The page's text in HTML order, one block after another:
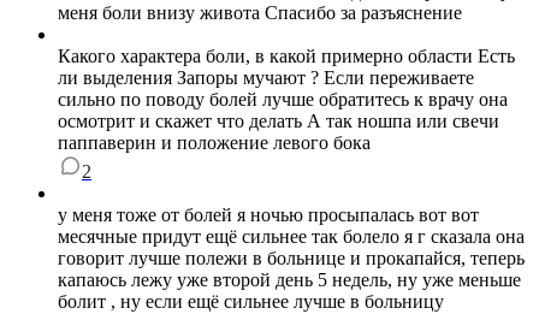
меня боли внизу живота Спасибо за разъяснение
Какого характера боли, в какой примерно области Есть
ли выделения Запоры мучают ? Если переживаете
сильно по поводу болей лучше обратитесь к врачу она
осмотрит и скажет что делать А так ношпа или свечи
паппаверин и положение левого бока
2
у меня тоже от болей я ночью просыпалась вот вот
месячные придут ещё сильнее так болело я г сказала она
говорит лучше полежи в больнице и прокапайся, теперь
капаюсь лежу уже второй день 5 недель, ну уже меньше
болит , ну если ещё сильнее лучше в больницу